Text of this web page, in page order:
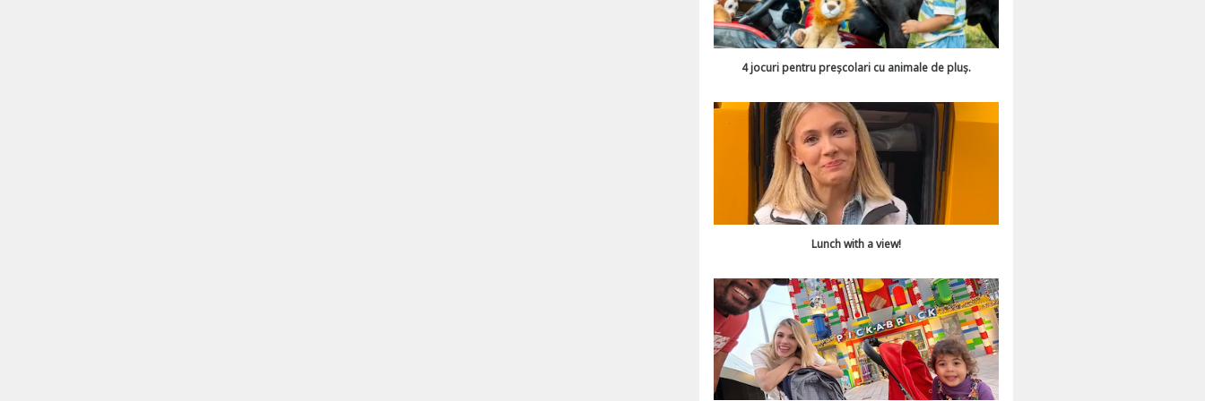
4 jocuri pentru preșcolari cu animale de pluș.
Lunch with a view!